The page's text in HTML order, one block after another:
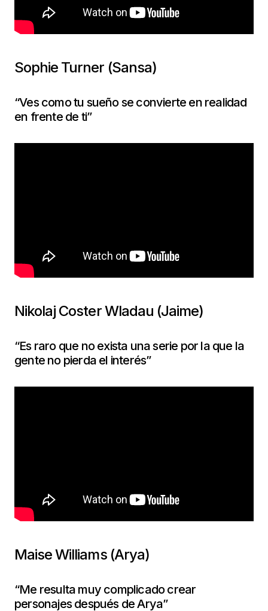
Sophie Turner (Sansa)
“Ves como tu sueño se convierte en realidad
en frente de ti”
Nikolaj Coster Wladau (Jaime)
“Es raro que no exista una serie por la que la
gente no pierda el interés”
Maise Williams (Arya)
“Me resulta muy complicado crear
personajes después de Arya”